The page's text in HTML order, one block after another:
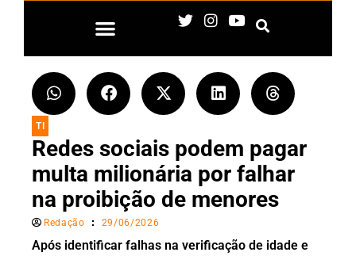
TI
Redes sociais podem pagar
multa milionária por falhar
na proibição de menores
Redação 29/06/2026
Após identificar falhas na verificação de idade e